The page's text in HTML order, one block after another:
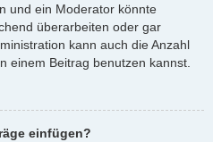
und ein Moderator könnte
überarbeiten oder gar
kann auch die Anzahl
einem Beitrag benutzen kannst.
einfügen?